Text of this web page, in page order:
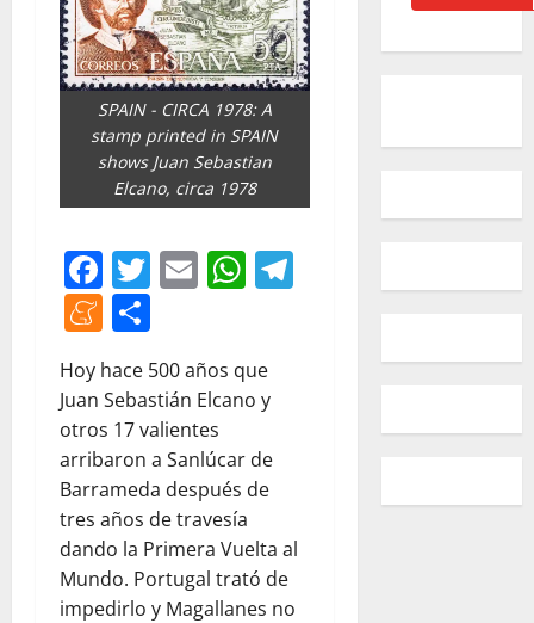
SPAIN - CIRCA 1978: A
stamp printed in SPAIN
shows Juan Sebastian
Elcano, circa 1978
Facebook
Twitter
EmailWhatsApp
Meneame
Hoy hace 500 años que
Juan Sebastián Elcano y
otros 17 valientes
arribaron a Sanlúcar de
Barrameda después de
tres años de travesía
dando la Primera Vuelta al
Mundo. Portugal trató de
impedirlo y Magallanes no